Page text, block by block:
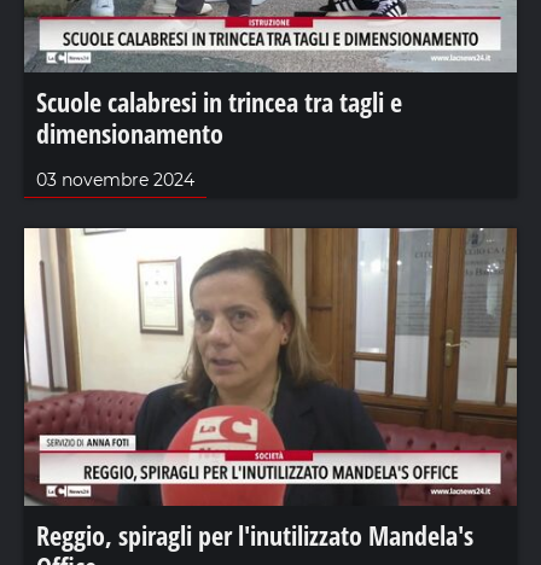
Scuole calabresi in trincea tra tagli e
dimensionamento
03 novembre 2024
Reggio, spiragli per l'inutilizzato Mandela's